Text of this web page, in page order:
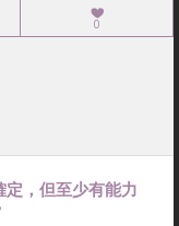
0
，但至少有能力